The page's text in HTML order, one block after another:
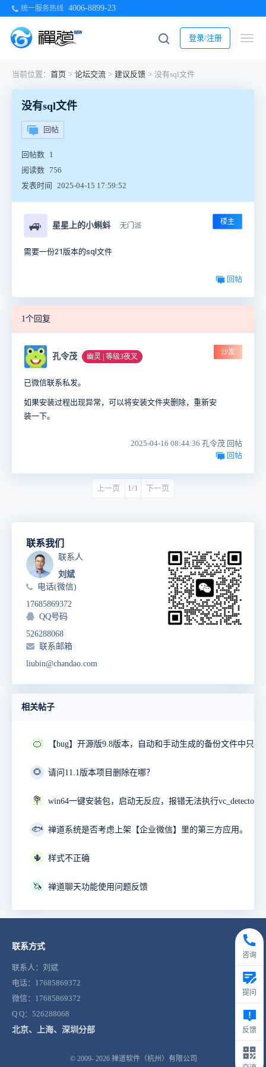
统一服务热线 4006-8899-23
登录/注册
当前位置： 首页 > 论坛交流 > 建议反馈 > 没有sql文件
没有sql文件
回帖
回帖数 1
阅读数 756
发表时间
2025-04-15 17:59:52
🚙 星星上的小蝌蚪 无门派 楼主
需要一份21版本的sql文件
回帖
1个回复
孔令茂 幽灵 | 等级3夜叉
沙发
已微信联系私发。
如果安装过程出现异常，可以将安装文件夹删除，重新安
装一下。
2025-04-16 08:44:36 孔令茂 回帖
回帖
上一页 1/1 下一页
联系我们
联系人
刘斌
电话(微信)
17685869372
QQ号码
526288068
联系邮箱
liubin@chandao.com
相关帖子
🍊
🌻 请问11.1版本项目删除在哪？
💐
🐟 禅道系统是否考虑上架【企业微信】里的第三方应用。
🌵 样式不正确
🦄 禅道聊天功能使用问题反馈
联系方式
联系人：刘斌
电话：17685869372
微信：17685869372
Q Q：526288068
北京、上海、深圳分部
© 2009- 2026 禅道软件（杭州）有限公司
咨询
提问
反馈